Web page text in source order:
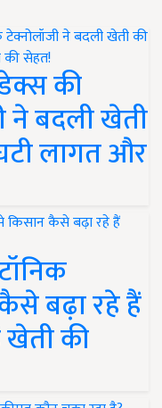
की
ने बदली खेती
लागत और
बढ़ा रहे हैं
खेती की